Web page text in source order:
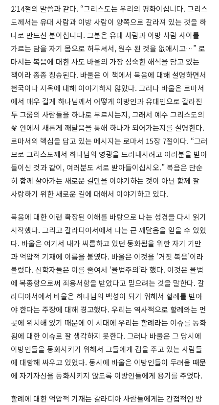
2:14절의 말씀과 같다. “그리스도는 우리의 평화이십니다. 그리스
도께서는 유대 사람과 이방 사람이 양쪽으로 갈라져 있는 것을 하
나로 만드신 분이십니다. 그분은 유대 사람과 이방 사람 사이를
가르는 담을 자기 몸으로 허무셔서, 원수 된 것을 없애시고…” 로
마서는 복음에 대한 사도 바울의 가장 성숙한 해석을 담고 있는
책이라 종종 칭송된다. 바울은 이 책에서 복음에 대해 설명하면서
천국이나 지옥에 대해 이야기하지 않았다. 그러나 바울은 로마서
에서 매우 길게 하나님께서 어떻게 이방인과 유대인으로 갈라진
두 그룹의 사람들을 하나로 부르시는지, 그래서 예수 그리스도의
삶 안에서 새롭게 깨달음을 통해 하나가 되어가는지를 설명한다.
로마서의 핵심을 담고 있는 메시지는 로마서 15장 7절이다. “그러
므로 그리스도께서 하나님의 영광을 드러내시려고 여러분을 받아
들이신 것과 같이, 여러분도 서로 받아들이십시오.” 복음은 단순
히 함께 살아가는 새로운 길만을 이야기하는 것이 아닌 함께 잘
사랑하기 위한 새로운 길에 대해서 이야기하고 있다.
복음에 대한 이런 확장된 이해를 바탕으로 나는 성경을 다시 읽기
시작했다. 그리고 갈라디아서에서 나는 큰 깨달음을 얻을 수 있었
다. 바울은 여기서 내가 씨름하고 있던 동화됨을 위한 자기 기만
과 억압적 기재에 이름을 붙였다. 바울은 이것을 ‘거짓 복음’이라
불렀다. 신학자들은 이를 줄여서 ‘율법주의’라 했다. 이것은 율법
에 복종함으로써 죄용서함을 받았다고 믿으려는 것을 말한다. 갈
라디아서에서 바울은 하나님의 백성이 되기 위해서 할례를 받아
야 한다는 주장에 대해 경고했다. 우리는 역사적으로 할례와는 먼
곳에 위치해 있기 때문에 이 시대에 우리는 할례라는 이슈를 동화
됨에 대한 이슈로 잘 생각하지 못한다. 그러나 바울은 그 당시에
이방인들을 동화시키기 위해서 그들에게 겁을 주고 있는 사람들
에 대항해 싸우고 있었다. 동시에 바울은 이방인들이 두려움 때문
에 자기자신을 동화시키지 않도록 이방인들에게 용기를 주었다.
할례에 대한 억압적 기재는 갈라디아 사람들에게는 간접적인 방